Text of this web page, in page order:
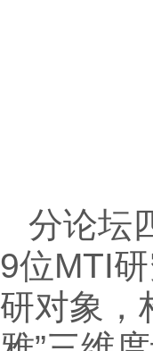
分论坛
9位MTI
研对象，